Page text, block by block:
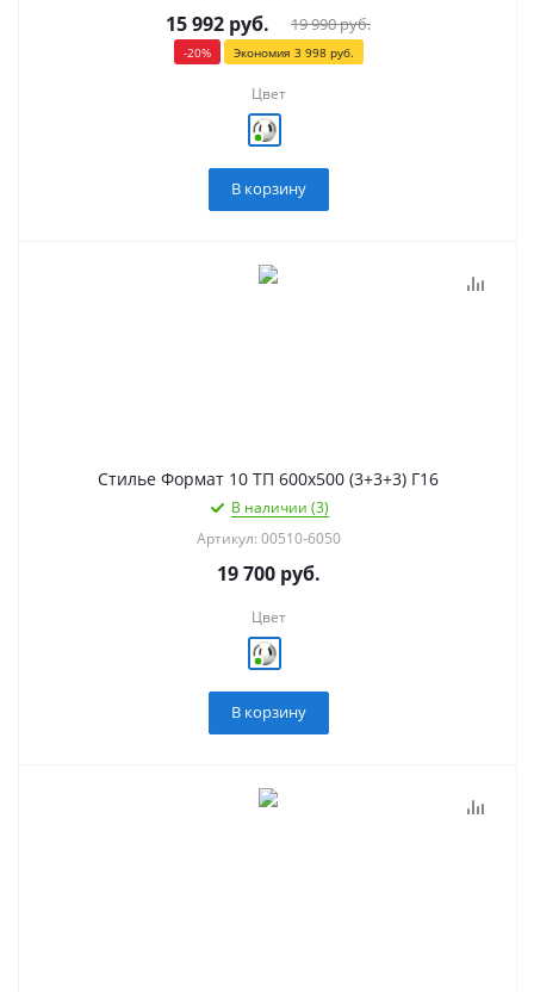
15 992 руб. 19 990руб.
-20% Экономия 3 998руб.
Цвет
В корзину
Стилье Формат 10 ТП 600х500 (3+3+3) Г16
В наличии (3)
Артикул: 00510-6050
19 700руб.
Цвет
В корзину